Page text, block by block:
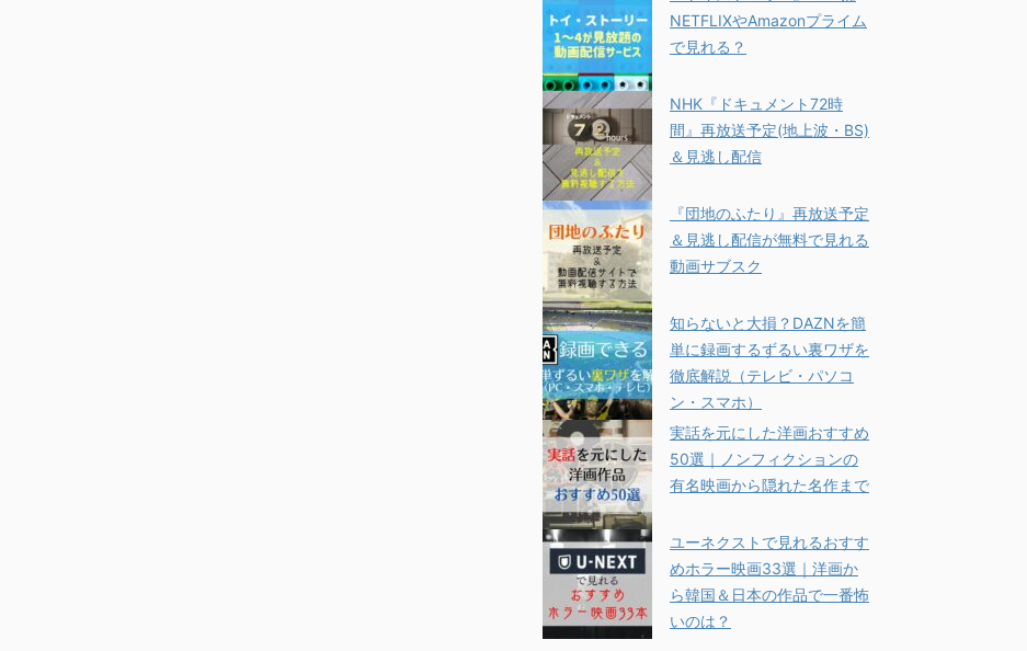
NETFLIXやAmazonプライム
で見れる？
NHK『ドキュメント72時
間』再放送予定(地上波・BS)
＆見逃し配信
『団地のふたり』再放送予定
＆見逃し配信が無料で見れる
動画サブスク
知らないと大損？DAZNを簡
単に録画するずるい裏ワザを
徹底解説（テレビ・パソコ
ン・スマホ）
実話を元にした洋画おすすめ
50選｜ノンフィクションの
有名映画から隠れた名作まで
ユーネクストで見れるおすす
めホラー映画33選｜洋画か
ら韓国＆日本の作品で一番怖
いのは？